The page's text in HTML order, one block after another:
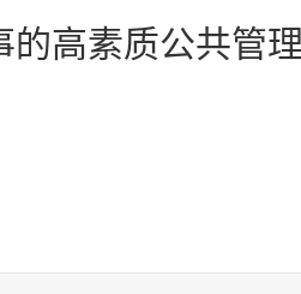
的高素质公共管